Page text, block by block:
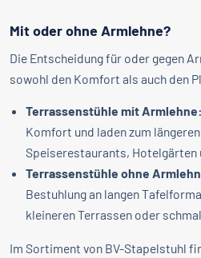
Mit oder ohne Armlehne?
Die Entscheidung für oder gegen
sowohl den Komfort als auch den
Terrassenstühle mit Armlehne:
Komfort und laden zum
Speiserestaurants, Hotelgärten
Terrassenstühle ohne
Bestuhlung an langen
kleineren Terrassen oder
Im Sortiment von BV-Stapelstuhl